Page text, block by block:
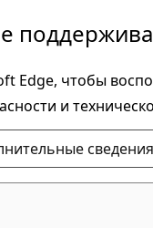
Edge, чтобы
и